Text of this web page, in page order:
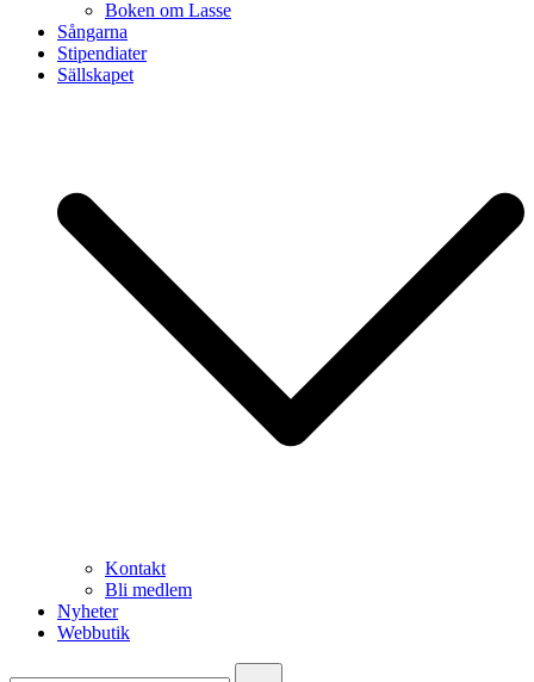
Boken om Lasse
Sångarna
Stipendiater
Sällskapet
Kontakt
Bli medlem
Nyheter
Webbutik